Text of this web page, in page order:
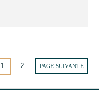
1 2 PAGE SUIVANTE